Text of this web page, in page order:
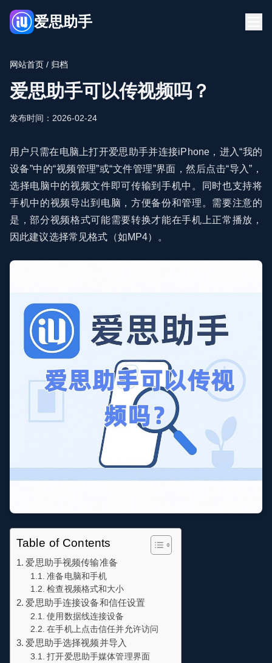
爱思助手
博客
常见问题
立即下载
网站首页 / 归档
爱思助手可以传视频吗？
发布时间：2026-02-24
用户只需在电脑上打开爱思助手并连接iPhone，进入“我的
设备”中的“视频管理”或“文件管理”界面，然后点击“导入”，
选择电脑中的视频文件即可传输到手机中。同时也支持将
手机中的视频导出到电脑，方便备份和管理。需要注意的
是，部分视频格式可能需要转换才能在手机上正常播放，
因此建议选择常见格式（如MP4）。
Table of Contents
爱思助手视频传输准备
准备电脑和手机
检查视频格式和大小
爱思助手连接设备和信任设置
使用数据线连接设备
在手机上点击信任并允许访问
爱思助手选择视频并导入
打开爱思助手媒体管理界面